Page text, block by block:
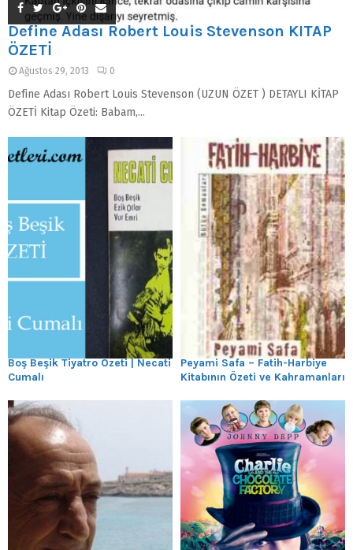
Define Adası Robert Louis Stevenson KİTAP
ÖZETİ
Ağustos 29, 2013 0
Define Adası Robert Louis Stevenson (UZUN ÖZET ) DETAYLI KİTAP
ÖZETİ Kitap Özeti: Babam,...
Boş Beşik Tiyatro Özeti | Necati
Cumalı
Peyami Safa – Fatih-Harbiye
Kitabının Özeti ve Kahramanları